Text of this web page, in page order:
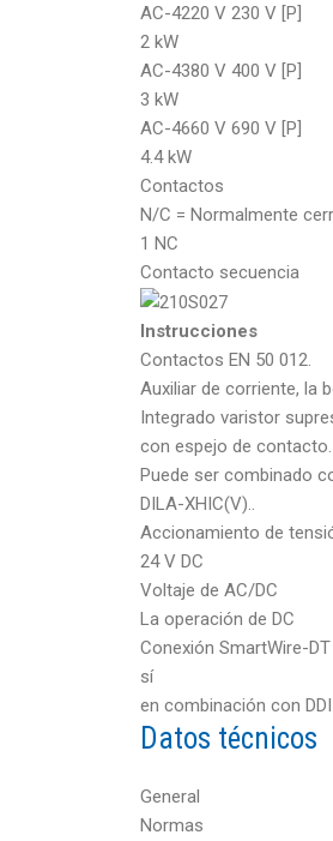
AC-4220 V 230 V [P]
2 kW
AC-4380 V 400 V [P]
3 kW
AC-4660 V 690 V [P]
4.4 kW
Contactos
N/C = Normalmente
1 NC
Contacto secuencia
Instrucciones
Contactos EN 50 012.
Auxiliar de corriente, la
Integrado varistor
con espejo de contacto.
Puede ser combinado
DILA-XHIC(V)..
Accionamiento de
24 V DC
Voltaje de AC/DC
La operación de DC
Conexión SmartWire-DT
sí
en combinación con
Datos técnicos
General
Normas